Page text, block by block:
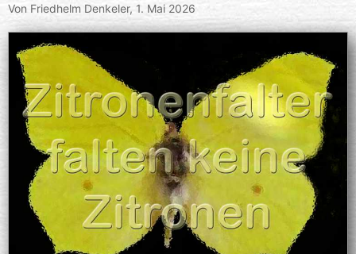
Von Friedhelm Denkeler, 1. Mai 2026